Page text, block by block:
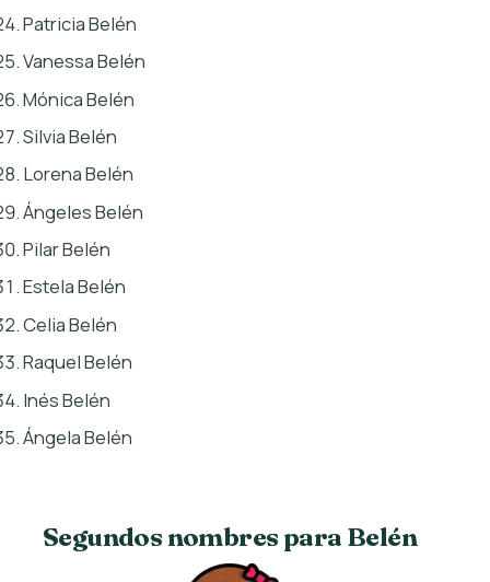
Patricia Belén
Vanessa Belén
Mónica Belén
Silvia Belén
Lorena Belén
Ángeles Belén
Pilar Belén
Estela Belén
Celia Belén
Raquel Belén
Inés Belén
Ángela Belén
Segundos nombres para Belén